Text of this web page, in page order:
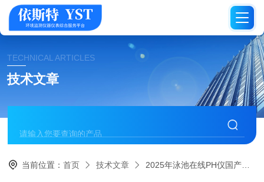
TECHNICAL ARTICLES
技术文章
当前位置：首页 技术文章 2025年泳池在线PH仪国产品牌：高性价比靠谱之选